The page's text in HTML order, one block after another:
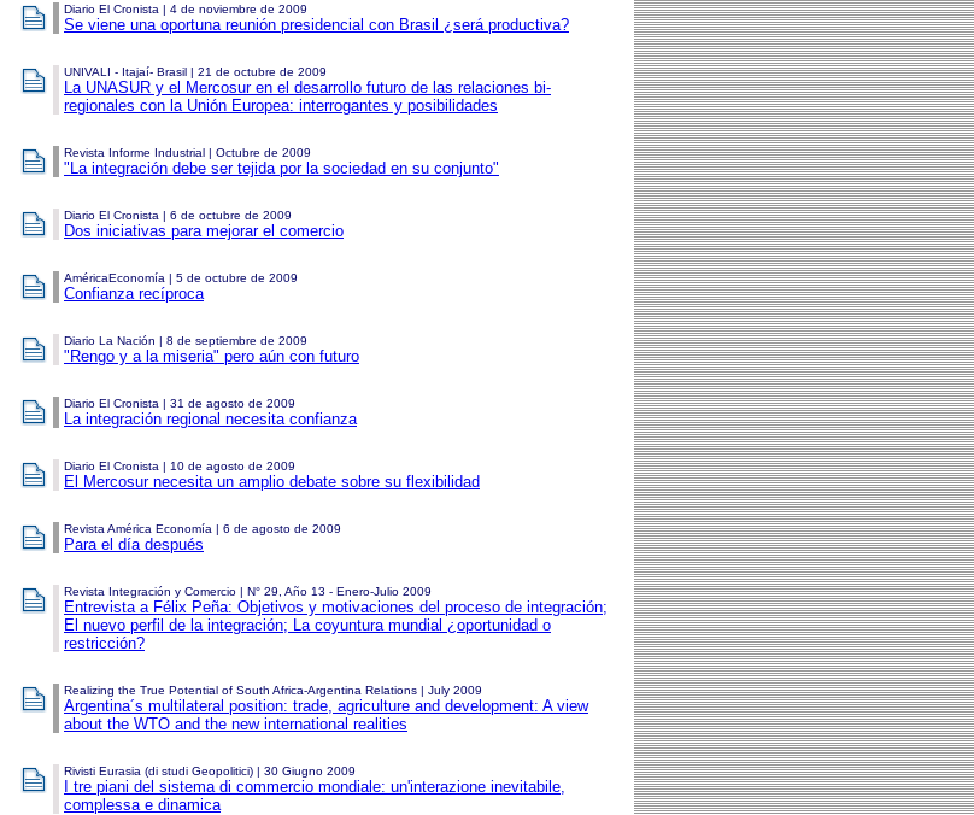
Diario El Cronista | 4 de noviembre de 2009
Se viene una oportuna reunión presidencial con Brasil ¿será productiva?
UNIVALI - Itajaí- Brasil | 21 de octubre de 2009
La UNASUR y el Mercosur en el desarrollo futuro de las relaciones bi-
regionales con la Unión Europea: interrogantes y posibilidades
Revista Informe Industrial | Octubre de 2009
"La integración debe ser tejida por la sociedad en su conjunto"
Diario El Cronista | 6 de octubre de 2009
Dos iniciativas para mejorar el comercio
AméricaEconomía | 5 de octubre de 2009
Confianza recíproca
Diario La Nación | 8 de septiembre de 2009
"Rengo y a la miseria" pero aún con futuro
Diario El Cronista | 31 de agosto de 2009
La integración regional necesita confianza
Diario El Cronista | 10 de agosto de 2009
El Mercosur necesita un amplio debate sobre su flexibilidad
Revista América Economía | 6 de agosto de 2009
Para el día después
Revista Integración y Comercio | N° 29, Año 13 - Enero-Julio 2009
Entrevista a Félix Peña: Objetivos y motivaciones del proceso de integración;
El nuevo perfil de la integración; La coyuntura mundial ¿oportunidad o
restricción?
Realizing the True Potential of South Africa-Argentina Relations | July 2009
Argentina´s multilateral position: trade, agriculture and development: A view
about the WTO and the new international realities
Rivisti Eurasia (di studi Geopolitici) | 30 Giugno 2009
I tre piani del sistema di commercio mondiale: un'interazione inevitabile,
complessa e dinamica